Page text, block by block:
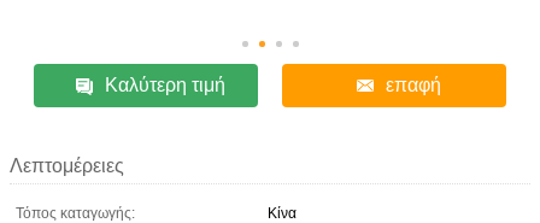
Καλύτερη τιμή επαφή
Λεπτομέρειες
Τόπος καταγωγής:
Κίνα